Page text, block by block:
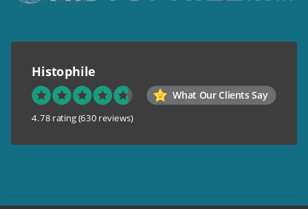
Histophile
What Our Clients Say
4.78 rating (630 reviews)